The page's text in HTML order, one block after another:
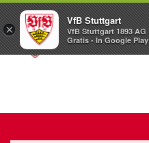
×
VfB Stuttgart
VfB Stuttgart 1893 AG
Gratis - In Google Play